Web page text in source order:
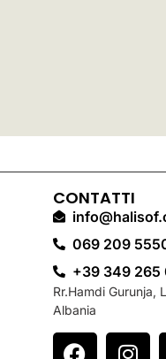
CONTATTI
069 209
+39 349 265
Rr.Hamdi Gurunja,
Albania